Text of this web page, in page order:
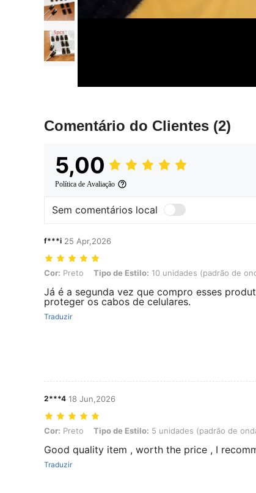
Comentário do Clientes (2)
5,00
Política de Avaliação
Sem comentários local
f***i 25 Apr,2026
Cor: Preto, Tipo de Estilo: 10 unidades (padrão de onda de
Cor: Preto Tipo de Estilo: 10 unidades (padrão de
Já é a segunda vez que compro esses
proteger os cabos de celulares.
Traduzir
2***4 18 Jun,2026
Cor: Preto, Tipo de Estilo: 5 unidades (padrão de onda de
Cor: Preto Tipo de Estilo: 5 unidades (padrão de
Good quality item , worth the price , I
Traduzir